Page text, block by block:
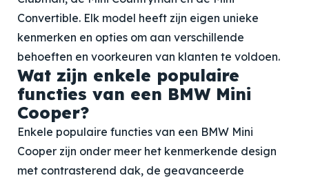
Convertible. Elk model heeft zijn eigen unieke
kenmerken en opties om aan verschillende
behoeften en voorkeuren van klanten te voldoen.
Wat zijn enkele populaire
functies van een BMW Mini
Cooper?
Enkele populaire functies van een BMW Mini
Cooper zijn onder meer het kenmerkende design
met contrasterend dak, de geavanceerde